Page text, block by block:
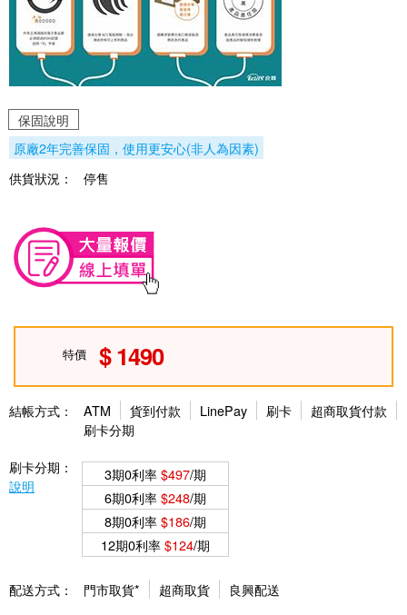
保固說明
原廠2年完善保固，使用更安心(非人為因素)
供貨狀況：
停售
特價 1490
結帳方式： ATM 貨到付款 LinePay 刷卡
超商取貨付款
刷卡分期
刷卡分期：
說明
3期0利率$497/期
6期0利率$248/期
8期0利率$186/期
12期0利率$124/期
配送方式： 門市取貨* 超商取貨 良興配送